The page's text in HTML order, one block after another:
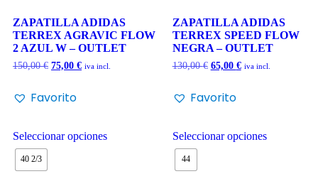
ZAPATILLA ADIDAS
TERREX AGRAVIC FLOW
2 AZUL W – OUTLET
150,00€ 75,00 € iva incl.
Favorito
Seleccionar opciones
40 2/3
ZAPATILLA ADIDAS
TERREX SPEED FLOW
NEGRA – OUTLET
130,00€ 65,00 € iva incl.
Favorito
Seleccionar opciones
44